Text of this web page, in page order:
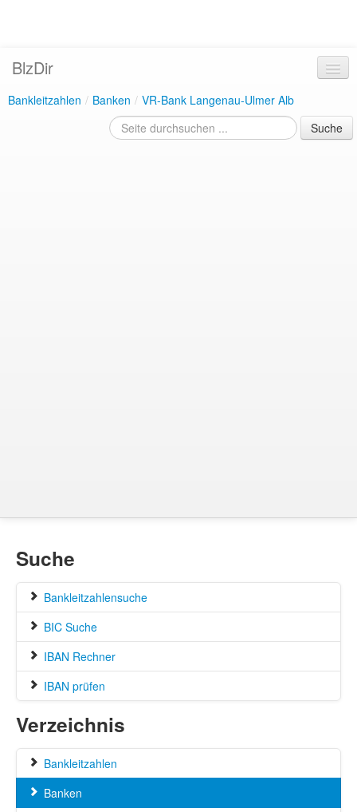
BlzDir
Bankleitzahlen / Banken / VR-Bank Langenau-Ulmer Alb
Suche
Suche
Bankleitzahlensuche
BIC Suche
IBAN Rechner
IBAN prüfen
Verzeichnis
Bankleitzahlen
Banken